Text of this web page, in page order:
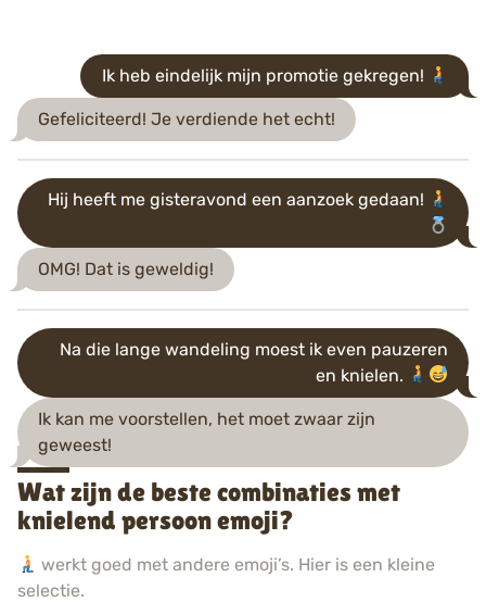
Ik heb eindelijk mijn promotie gekregen!
Gefeliciteerd! Je verdiende het echt!
Hij heeft me gisteravond een aanzoek gedaan!
OMG! Dat is geweldig!
Na die lange wandeling moest ik even pauzeren
en knielen.
Ik kan me voorstellen, het moet zwaar zijn
geweest!
Wat zijn de beste combinaties met
knielend persoon emoji?
werkt goed met andere emoji’s. Hier is een kleine
selectie.